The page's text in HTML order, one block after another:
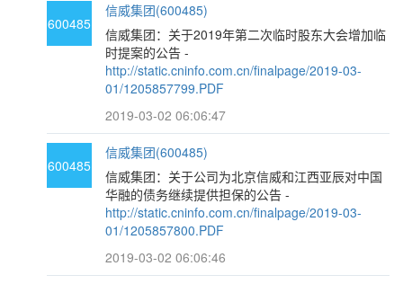
600485
信威集团(600485)
信威集团：关于2019年第二次临时股东大会增加临
时提案的公告 -
http://static.cninfo.com.cn/finalpage/2019-03-
01/1205857799.PDF
2019-03-02 06:06:47
600485
信威集团(600485)
信威集团：关于公司为北京信威和江西亚辰对中国
华融的债务继续提供担保的公告 -
http://static.cninfo.com.cn/finalpage/2019-03-
01/1205857800.PDF
2019-03-02 06:06:46